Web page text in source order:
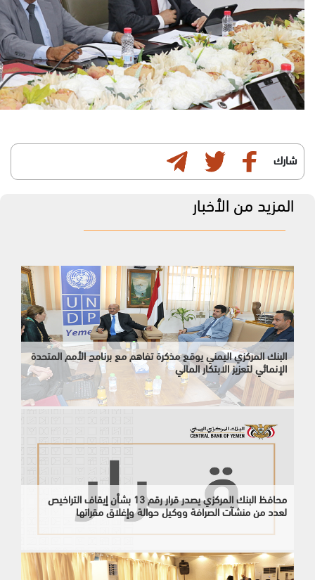
شارك
المزيد من الأخبار
البنك المركزي اليمني يوقع مذكرة تفاهم مع برنامج الأمم المتحدة
الإنمائي لتعزيز الابتكار المالي
محافظ البنك المركزي يصدر قرار رقم 13 بشأن إيقاف التراخيص
لعدد من منشآت الصرافة ووكيل حوالة وإغلاق مقراتها